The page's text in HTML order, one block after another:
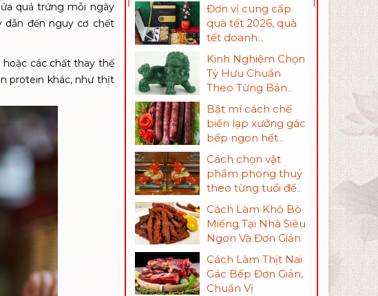
quả trứng mỗi ngày
dẫn đến nguy cơ chết
các chất thay thế
protein khác, như thịt
Đơn vị cung cấp
quà tết 2026, quà
tết doanh
nghiệp đa dạng
mẫu mã và giá
thành
Kinh Nghiệm Chọn
Tỳ Hưu Chuẩn
Theo Từng Bản
Mệnh
Bật mí cách chế
biến lạp xưởng gác
bếp ngon hết
phần thiên hạ
Cách chọn vật
phẩm phong thuỷ
theo từng tuổi để
thu hút tài lộc
Cách Làm Khô Bò
Miếng Tại Nhà Siêu
Ngon Và Đơn Giản
Cách Làm Thịt Nai
Gác Bếp Đơn Giản,
Chuẩn Vị